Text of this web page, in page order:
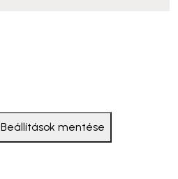
Beállítások mentése